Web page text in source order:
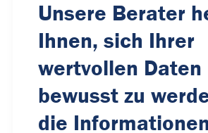
Unsere Berater
Ihnen, sich Ihrer
wertvollen Daten
bewusst zu
die